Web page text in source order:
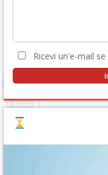
Ricevi un'e-mail